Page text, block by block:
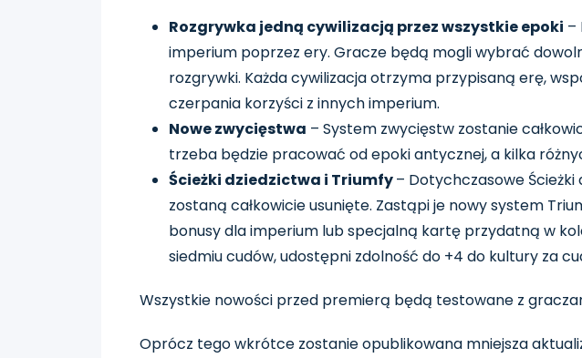
Rozgrywka jedną cywilizacją przez wszystkie epoki –
imperium poprzez ery. Gracze będą mogli wybrać
rozgrywki. Każda cywilizacja otrzyma przypisaną erę,
czerpania korzyści z innych imperium.
Nowe zwycięstwa – System zwycięstw zostanie
trzeba będzie pracować od epoki antycznej, a kilka
Ścieżki dziedzictwa i Triumfy– Dotychczasowe
zostaną całkowicie usunięte. Zastąpi je nowy system
bonusy dla imperium lub specjalną kartę przydatną w
siedmiu cudów, udostępni zdolność do +4 do kultury za
Wszystkie nowości przed premierą będą testowane z
Oprócz tego wkrótce zostanie opublikowana mniejsza